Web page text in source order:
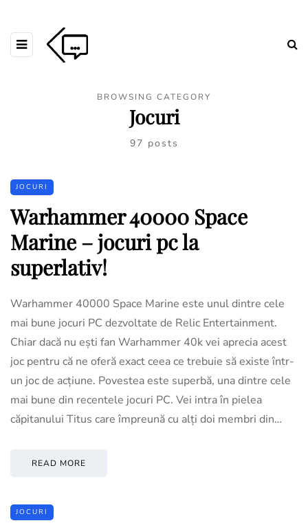
BROWSING CATEGORY
Jocuri
97 posts
JOCURI
Warhammer 40000 Space
Marine – jocuri pc la
superlativ!
Warhammer 40000 Space Marine este unul dintre cele
mai bune jocuri PC dezvoltate de Relic Entertainment.
Chiar dacă nu ești fan Warhammer 40k vei aprecia acest
joc pentru că ne oferă exact ceea ce trebuie să existe într-
un joc de acțiune. Povestea este superbă, una dintre cele
mai bune din recentele jocuri PC. Vei intra în pielea
căpitanului Titus care împreună cu alți doi membri din…
READ MORE
JOCURI